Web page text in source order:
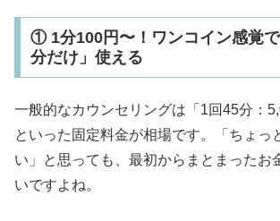
① 1分100円〜！ワンコイン感覚
分だけ」使える
一般的なカウンセリングは「1回45分：
といった固定料金が相場です。「ちょっ
い」と思っても、最初からまとまったお
いですよね。